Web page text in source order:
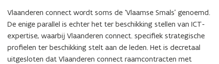
Vlaanderen connect wordt soms de ‘Vlaamse Smals’ genoemd.
De enige parallel is echter het ter beschikking stellen van ICT-
expertise, waarbij Vlaanderen connect. specifiek strategische
profielen ter beschikking stelt aan de leden. Het is decretaal
uitgesloten dat Vlaanderen connect raamcontracten met